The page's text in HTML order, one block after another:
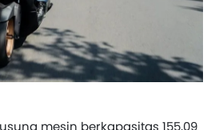
mesin berkapasitas 155,09